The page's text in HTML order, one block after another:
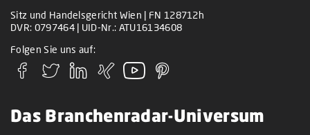
Sitz und Handelsgericht Wien | FN 128712h
DVR: 0797464 | UID-Nr.: ATU16134608
Folgen Sie uns auf:
Das Branchenradar-Universum